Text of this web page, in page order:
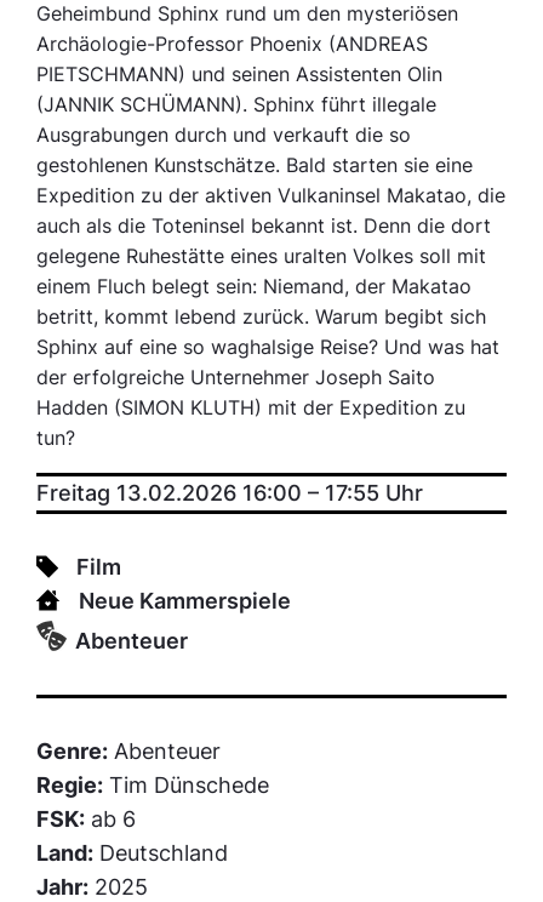
Geheimbund Sphinx rund um den mysteriösen
Archäologie-Professor Phoenix (ANDREAS
PIETSCHMANN) und seinen Assistenten Olin
(JANNIK SCHÜMANN). Sphinx führt illegale
Ausgrabungen durch und verkauft die so
gestohlenen Kunstschätze. Bald starten sie eine
Expedition zu der aktiven Vulkaninsel Makatao, die
auch als die Toteninsel bekannt ist. Denn die dort
gelegene Ruhestätte eines uralten Volkes soll mit
einem Fluch belegt sein: Niemand, der Makatao
betritt, kommt lebend zurück. Warum begibt sich
Sphinx auf eine so waghalsige Reise? Und was hat
der erfolgreiche Unternehmer Joseph Saito
Hadden (SIMON KLUTH) mit der Expedition zu
tun?
Freitag 13.02.2026 16:00 – 17:55 Uhr
Film
Neue Kammerspiele
Abenteuer
Genre: Abenteuer
Regie: Tim Dünschede
FSK: ab 6
Land: Deutschland
Jahr: 2025